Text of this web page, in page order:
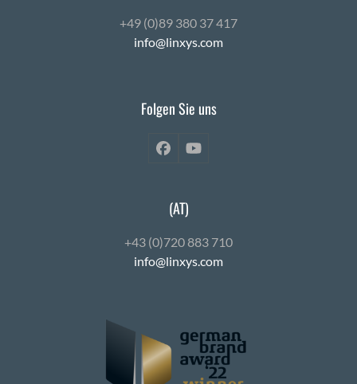
+49 (0)89 380 37 417
info@linxys.com
Folgen Sie uns
FacebookYouTube
(AT)
+43 (0)720 883 710
info@linxys.com